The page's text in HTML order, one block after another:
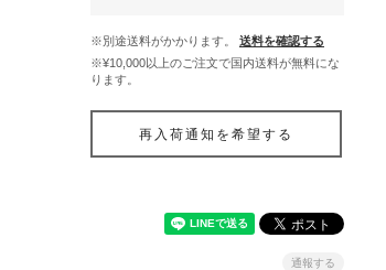
※別途送料がかかります。
送料を確認する
※¥10,000以上のご注文で国内送料が無料にな
ります。
再入荷通知を希望する
通報する